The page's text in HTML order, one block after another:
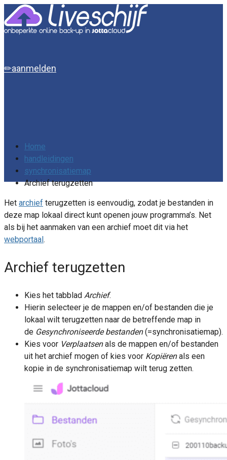
aanmelden
Home
handleidingen
synchronisatiemap
Archief terugzetten
Het archief terugzetten is eenvoudig, zodat je bestanden in
deze map lokaal direct kunt openen jouw programma’s. Net
als bij het aanmaken van een archief moet dit via het
webportaal.
Archief terugzetten
Kies het tabblad Archief.
Hierin selecteer je de mappen en/of bestanden die je
lokaal wilt terugzetten naar de betreffende map in
de Gesynchroniseerde bestanden(=synchronisatiemap).
Kies voor Verplaatsenals de mappen en/of bestanden
uit het archief mogen of kies voor Kopiërenals een
kopie in de synchronisatiemap wilt terug zetten.